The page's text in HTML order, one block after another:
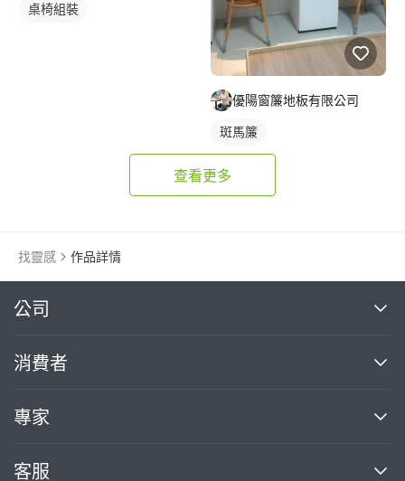
桌椅組裝
優陽窗簾地板有限公司
斑馬簾
查看更多
找靈感 作品詳情
公司
關於我們
部落格
加入我們
消費者
買服務
專家
案件中心
客服
繼續完成